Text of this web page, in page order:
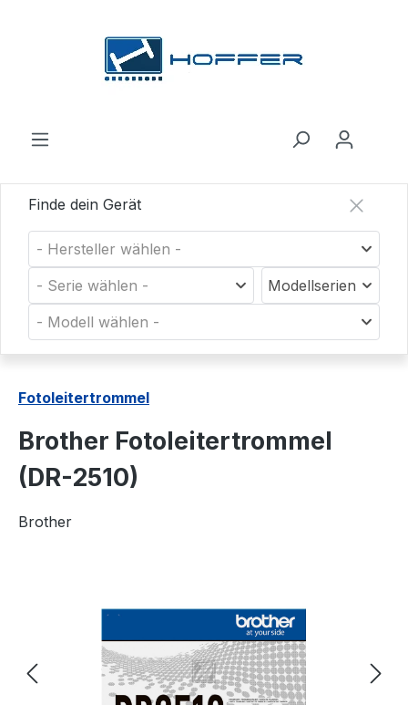
Finde dein Gerät
- Hersteller wählen -
- Serie wählen -
Modellserien
- Modell wählen -
Fotoleitertrommel
Brother Fotoleitertrommel
(DR-2510)
Brother